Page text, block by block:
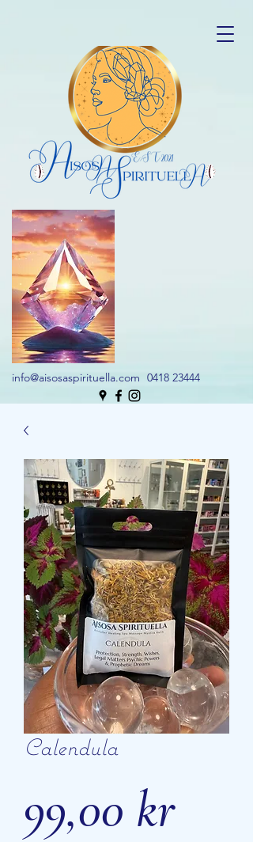
info@aisosaspirituella.com 0418 23444
Calendula
99,00 krPris